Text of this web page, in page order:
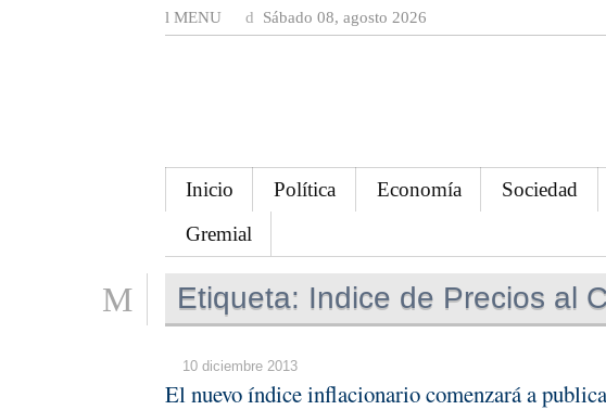
MENU Sábado 08, agosto 2026
Inicio Política Economía Sociedad
Gremial
Etiqueta: Indice de Precios al
10 diciembre 2013
El nuevo índice inflacionario comenzará a